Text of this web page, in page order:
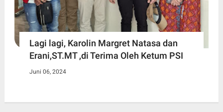
Lagi lagi, Karolin Margret Natasa dan
Erani,ST.MT ,di Terima Oleh Ketum PSI
Juni 06, 2024